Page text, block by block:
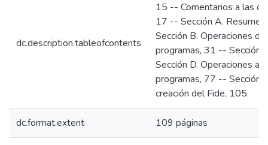
dc.description.tableofcontents
15 -- Comentarios a las
17 -- Sección A.
Sección B. Operaciones
programas, 31 -- Sección
Sección D. Operaciones
programas, 77 -- Sección
creación del Fide, 105.
dc.format.extent 109 páginas